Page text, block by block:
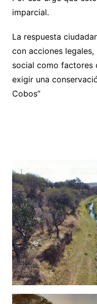
imparcial.
La respuesta
con acciones
social como factores
exigir una
Cobos”